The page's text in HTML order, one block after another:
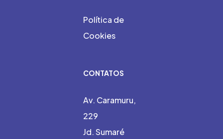
Política de
Cookies
CONTATOS
Av. Caramuru,
229
Jd. Sumaré